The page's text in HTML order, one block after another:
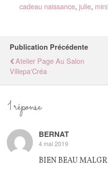
cadeau naissance, julie, mini
Publication Précédente
Atelier Page Au Salon
Villepa'Créa
1 réponse
BERNAT
4 mai 2019
BIEN BEAU